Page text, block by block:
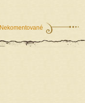
Nekomentované